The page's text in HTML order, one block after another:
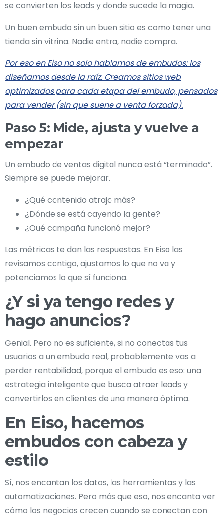
se convierten los leads y donde sucede la magia.
Un buen embudo sin un buen sitio es como tener una
tienda sin vitrina. Nadie entra, nadie compra.
Por eso en Eiso no solo hablamos de embudos: los
diseñamos desde la raíz. Creamos sitios web
optimizados para cada etapa del embudo, pensados
para vender (sin que suene a venta forzada).
Paso 5: Mide, ajusta y vuelve a
empezar
Un embudo de ventas digital nunca está “terminado”.
Siempre se puede mejorar.
¿Qué contenido atrajo más?
¿Dónde se está cayendo la gente?
¿Qué campaña funcionó mejor?
Las métricas te dan las respuestas. En Eiso las
revisamos contigo, ajustamos lo que no va y
potenciamos lo que sí funciona.
¿Y si ya tengo redes y
hago anuncios?
Genial. Pero no es suficiente, si no conectas tus
usuarios a un embudo real, probablemente vas a
perder rentabilidad, porque el embudo es eso: una
estrategia inteligente que busca atraer leads y
convertirlos en clientes de una manera óptima.
En Eiso, hacemos
embudos con cabeza y
estilo
Sí, nos encantan los datos, las herramientas y las
automatizaciones. Pero más que eso, nos encanta ver
cómo los negocios crecen cuando se conectan con